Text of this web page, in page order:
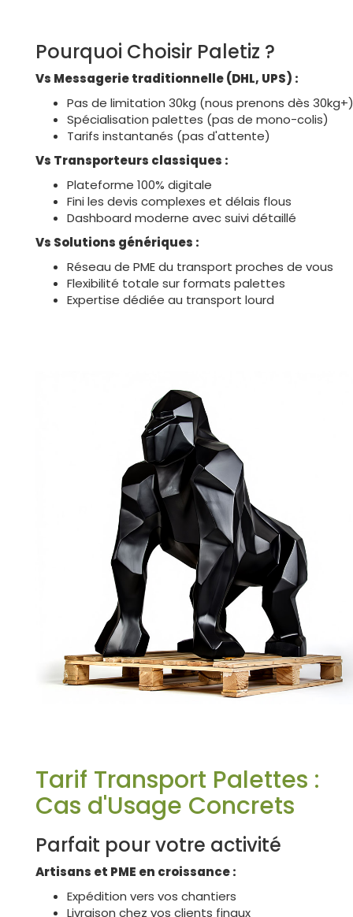
Pourquoi Choisir Paletiz ?
Vs Messagerie traditionnelle (DHL, UPS) :
Pas de limitation 30kg (nous prenons dès 30kg+)
Spécialisation palettes (pas de mono-colis)
Tarifs instantanés (pas d'attente)
Vs Transporteurs classiques :
Plateforme 100% digitale
Fini les devis complexes et délais flous
Dashboard moderne avec suivi détaillé
Vs Solutions génériques :
Réseau de PME du transport proches de vous
Flexibilité totale sur formats palettes
Expertise dédiée au transport lourd
Tarif Transport Palettes :
Cas d'Usage Concrets
Parfait pour votre activité
Artisans et PME en croissance :
Expédition vers vos chantiers
Livraison chez vos clients finaux